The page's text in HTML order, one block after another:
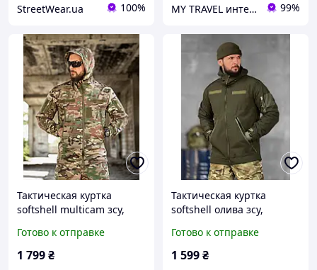
StreetWear.ua 100% MY TRAVEL интернет-магазин сумок, одежды и аксессуаров 99%
Тактическая куртка
softshell multicam зсу,
водоотталкивающая
куртка весенняя на флисе
Готово к отправке
1 799₴
Тактическая куртка
softshell олива зсу,
водоотталкивающая
куртка весенняя на флисе
Готово к отправке
1 599₴